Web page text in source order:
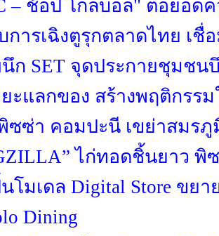
– ช้อป โกลบอล" ต่อยอด
การเฉิงตูรุกตลาดไทย เชื่
นึก SET จุดประกายชุมช
ะแลกของ สร้างพฤติกรร
ซซ่า คอมปะนี เขย่าสมรภู
ไก่ทอดชิ้นยาว พิ
โมเดล Digital Store ขย
Dining